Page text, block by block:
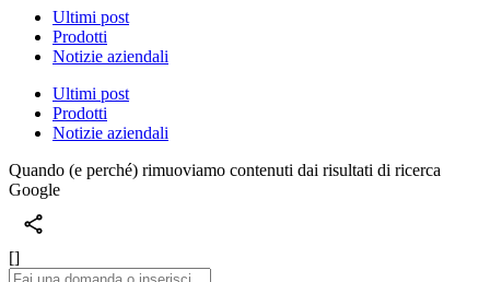
Ultimi post
Prodotti
Notizie aziendali
Ultimi post
Prodotti
Notizie aziendali
Quando (e perché) rimuoviamo contenuti dai risultati di ricerca
Google
[]